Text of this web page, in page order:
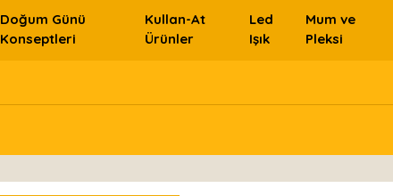
Doğum Günü
Konseptleri
Kullan-At
Ürünler
Led
Işık
Mum ve
Pleksi